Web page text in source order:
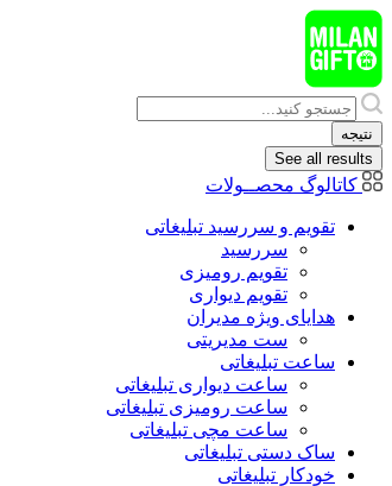
پرش
به
محتوا
Search
...
نتیجه
See all results
کاتالوگ محصــولات
تقویم و سررسید تبلیغاتی
سررسید
تقویم رومیزی
تقویم دیواری
هدایای ويژه مدیران
ست مدیریتی
ساعت تبلیغاتی
ساعت دیواری تبلیغاتی
ساعت رومیزی تبلیغاتی
ساعت مچی تبلیغاتی
ساک دستی تبلیغاتی
خودکار تبلیغاتی